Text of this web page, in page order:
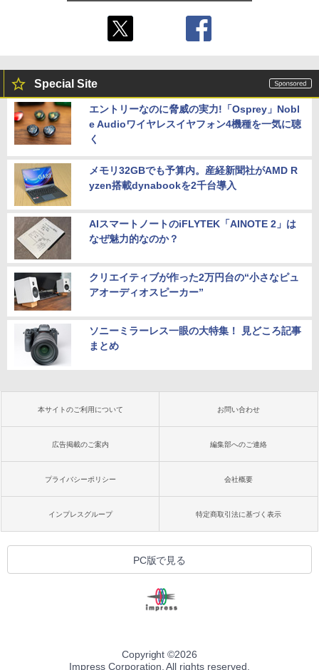
Special Site
エントリーなのに脅威の実力!「Osprey」Nobl
e Audioワイヤレスイヤフォン4機種を一気に聴
く
メモリ32GBでも予算内。産経新聞社がAMD R
yzen搭載dynabookを2千台導入
AIスマートノートのiFLYTEK「AINOTE 2」は
なぜ魅力的なのか？
クリエイティブが作った2万円台の“小さなピュ
アオーディオスピーカー”
ソニーミラーレス一眼の大特集！ 見どころ記事
まとめ
本サイトのご利用について お問い合わせ
広告掲載のご案内 編集部へのご連絡
プライバシーポリシー 会社概要
インプレスグループ 特定商取引法に基づく表示
PC版で見る
Copyright ©2026
Impress Corporation. All rights reserved.